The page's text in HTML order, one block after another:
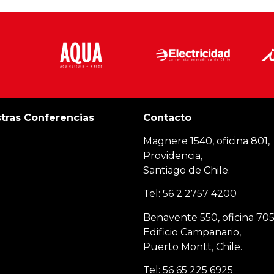
Conferencias Contacto
Magnere 1540, oficina 801,
Providencia,
Santiago de Chile.
Tel: 56 2 2757 4200
Benavente 550, oficina
Edificio Campanario,
Puerto Montt, Chile.
Tel: 56 65 225 6925